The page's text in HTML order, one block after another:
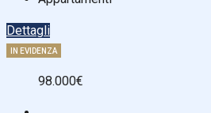
Dettagli
IN EVIDENZA
98.000€